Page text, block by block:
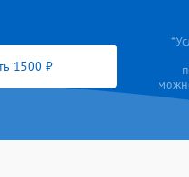
1500 ₽